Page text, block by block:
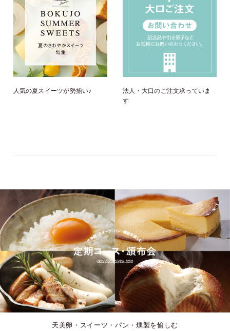
人気の夏スイーツが勢揃い♪
法人・大口のご注文承っていま
す
天美卵・スイーツ・パン・燻製を愉しむ